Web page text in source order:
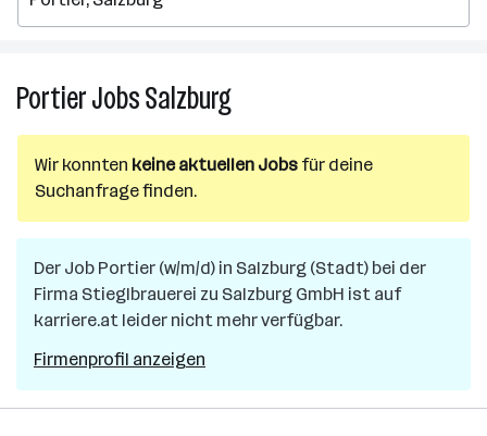
PortierJobsSalzburgPortier
Jobs
Salzburg
Wir konnten keine aktuellen Jobs für deine
Suchanfrage finden.
Der Job Portier (w/m/d) in Salzburg (Stadt) bei der
Firma Stieglbrauerei zu Salzburg GmbH ist auf
karriere.at leider nicht mehr verfügbar.
Firmenprofil anzeigen